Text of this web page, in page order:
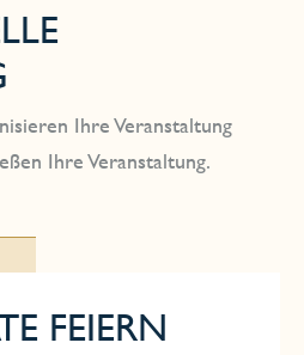
Ihre Veranstaltung
Ihre Veranstaltung.
FEIERN